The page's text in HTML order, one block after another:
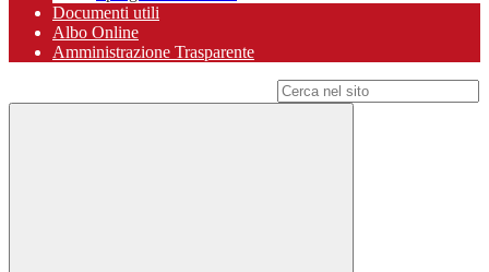
Documenti utili
Albo Online
Amministrazione Trasparente